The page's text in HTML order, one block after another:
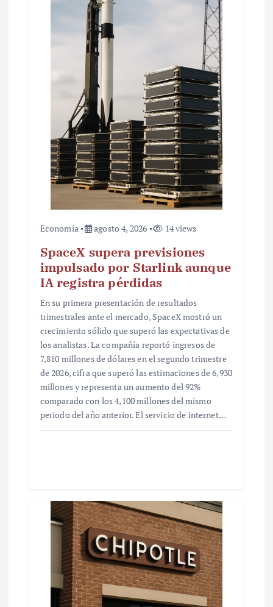
Economía agosto 4, 2026 14 views
SpaceX supera previsiones
impulsado por Starlink aunque
IA registra pérdidas
En su primera presentación de resultados
trimestrales ante el mercado, SpaceX mostró un
crecimiento sólido que superó las expectativas de
los analistas. La compañía reportó ingresos de
7,810 millones de dólares en el segundo trimestre
de 2026, cifra que superó las estimaciones de 6,930
millones y representa un aumento del 92%
comparado con los 4,100 millones del mismo
periodo del año anterior. El servicio de internet…